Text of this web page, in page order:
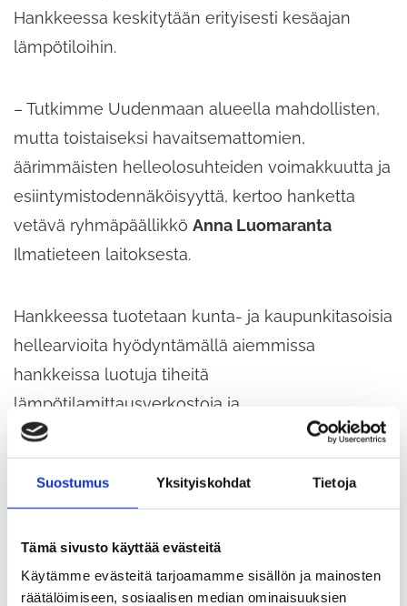
Suostumus Yksityiskohdat Tietoja
Tämä sivusto käyttää evästeitä
Käytämme evästeitä tarjoamamme sisällön ja mainosten
räätälöimiseen, sosiaalisen median ominaisuuksien
Hankkeessa keskitytään erityisesti kesäajan
lämpötiloihin.
– Tutkimme Uudenmaan alueella mahdollisten,
mutta toistaiseksi havaitsemattomien,
äärimmäisten helleolosuhteiden voimakkuutta ja
esiintymistodennäköisyyttä, kertoo hanketta
vetävä ryhmäpäällikkö Anna Luomaranta
Ilmatieteen laitoksesta.
Hankkeessa tuotetaan kunta- ja kaupunkitasoisia
hellearvioita hyödyntämällä aiemmissa
hankkeissa luotuja tiheitä
lämpötilamittausverkostoja ja
koneoppimismenetelmiä. Näin voidaan tuottaa
hankkeessa mukana oleviin kuntiin alueellisesti
tarkkaa tietoa esimerkiksi siitä, miten
vaikuttavat paikallisiin lämpötilaoloihin.